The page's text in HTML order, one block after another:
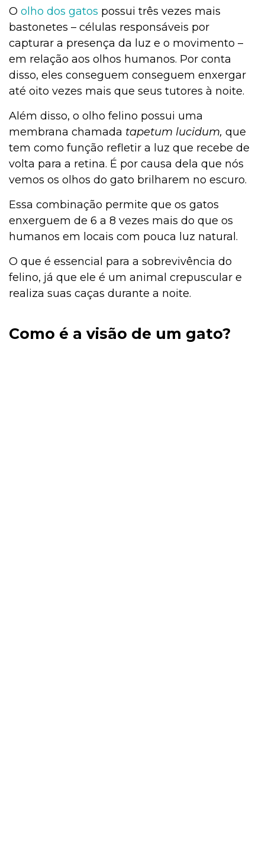
O olho dos gatos possui três vezes mais
bastonetes – células responsáveis por
capturar a presença da luz e o movimento –
em relação aos olhos humanos. Por conta
disso, eles conseguem conseguem enxergar
até oito vezes mais que seus tutores à noite.
Além disso, o olho felino possui uma
membrana chamada tapetum lucidum, que
tem como função refletir a luz que recebe de
volta para a retina. É por causa dela que nós
vemos os olhos do gato brilharem no escuro.
Essa combinação permite que os gatos
enxerguem de 6 a 8 vezes mais do que os
humanos em locais com pouca luz natural.
O que é essencial para a sobrevivência do
felino, já que ele é um animal crepuscular e
realiza suas caças durante a noite.
Como é a visão de um gato?